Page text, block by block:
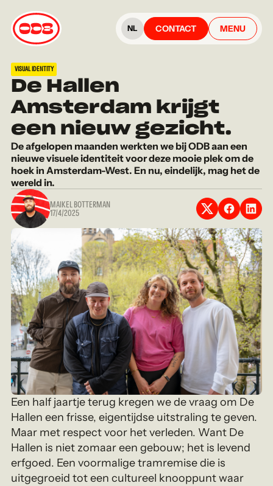
NL CONTACT MENU
VISUAL IDENTITY
De Hallen
Amsterdam krijgt
een nieuw gezicht.
De afgelopen maanden werkten we bij ODB aan een
nieuwe visuele identiteit voor deze mooie plek om de
hoek in Amsterdam-West. En nu, eindelijk, mag het de
wereld in.
MAIKEL BOTTERMAN
17/4/2025
Een half jaartje terug kregen we de vraag om De
Hallen een frisse, eigentijdse uitstraling te geven.
Maar met respect voor het verleden. Want De
Hallen is niet zomaar een gebouw; het is levend
erfgoed. Een voormalige tramremise die is
uitgegroeid tot een cultureel knooppunt waar